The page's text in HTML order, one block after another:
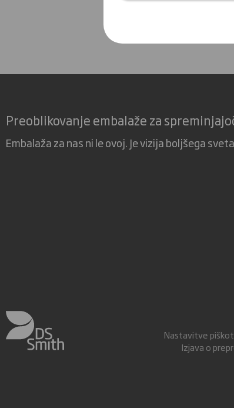
Preoblikovanje embalaže za
Embalaža za nas ni le ovoj. Je vizija boljšega
Nastavitve
Izjava o